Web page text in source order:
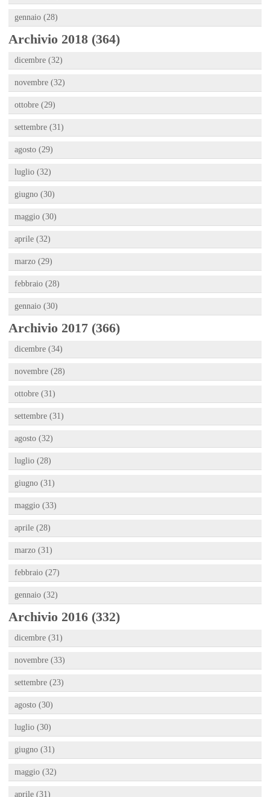
gennaio (28)
Archivio 2018 (364)
dicembre (32)
novembre (32)
ottobre (29)
settembre (31)
agosto (29)
luglio (32)
giugno (30)
maggio (30)
aprile (32)
marzo (29)
febbraio (28)
gennaio (30)
Archivio 2017 (366)
dicembre (34)
novembre (28)
ottobre (31)
settembre (31)
agosto (32)
luglio (28)
giugno (31)
maggio (33)
aprile (28)
marzo (31)
febbraio (27)
gennaio (32)
Archivio 2016 (332)
dicembre (31)
novembre (33)
settembre (23)
agosto (30)
luglio (30)
giugno (31)
maggio (32)
aprile (31)